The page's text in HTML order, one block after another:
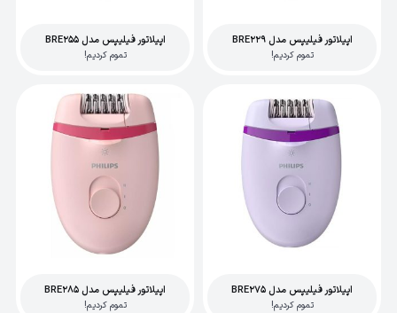
اپیلاتور فیلیپس مدل BRE229
تموم کردیم!
اپیلاتور فیلیپس مدل BRE255
تموم کردیم!
اپیلاتور فیلیپس مدل BRE275
تموم کردیم!
اپیلاتور فیلیپس مدل BRE285
تموم کردیم!